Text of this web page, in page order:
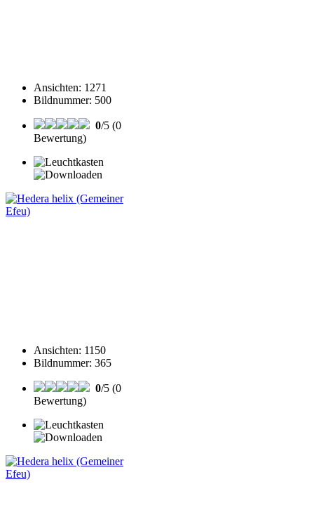
Ansichten: 1271
Bildnummer: 500
0/5 (0
Bewertung)
Ansichten: 1150
Bildnummer: 365
0/5 (0
Bewertung)